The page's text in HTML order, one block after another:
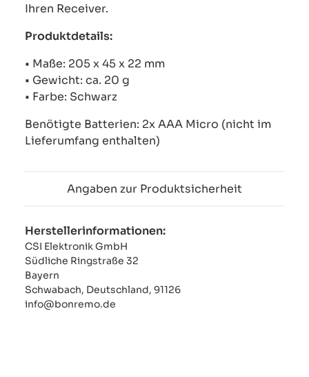
Ihren Receiver.
Produktdetails:
• Maße: 205 x 45 x 22 mm
• Gewicht: ca. 20 g
• Farbe: Schwarz
Benötigte Batterien: 2x AAA Micro (nicht im
Lieferumfang enthalten)
Angaben zur Produktsicherheit
Herstellerinformationen:
CSI Elektronik GmbH
Südliche Ringstraße 32
Bayern
Schwabach, Deutschland, 91126
info@bonremo.de